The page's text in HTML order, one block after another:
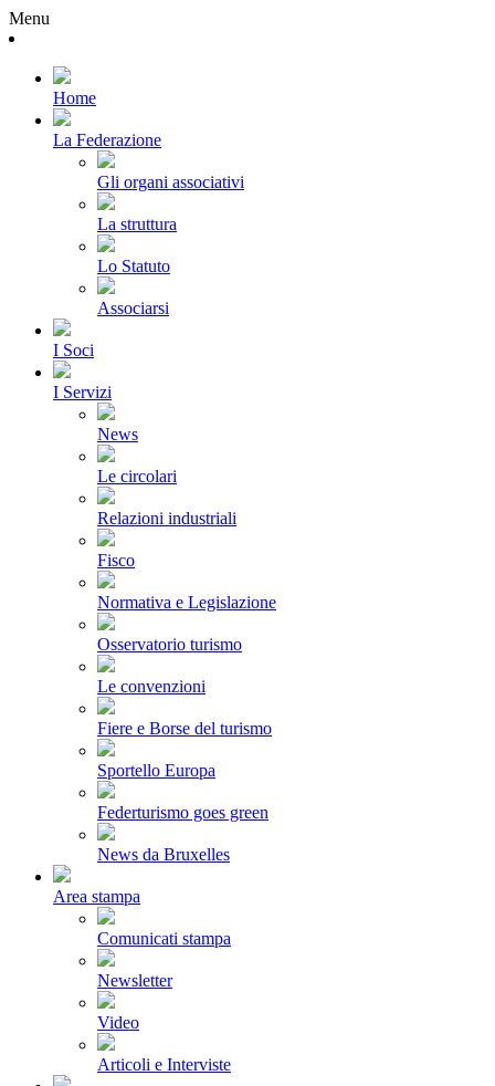
Menu
Home
La Federazione
Gli organi associativi
La struttura
Lo Statuto
Associarsi
I Soci
I Servizi
News
Le circolari
Relazioni industriali
Fisco
Normativa e Legislazione
Osservatorio turismo
Le convenzioni
Fiere e Borse del turismo
Sportello Europa
Federturismo goes green
News da Bruxelles
Area stampa
Comunicati stampa
Newsletter
Video
Articoli e Interviste